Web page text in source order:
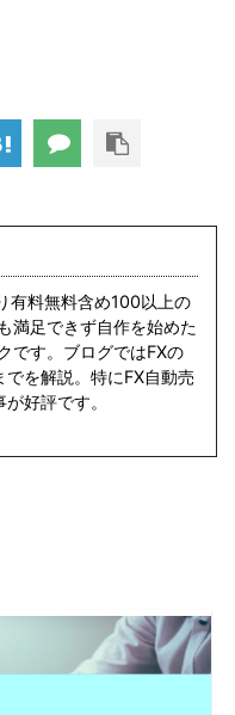
有料無料含め100以上の
満足できず自作を始めた
です。ブログではFXの
を解説。特にFX自動売
好評です。